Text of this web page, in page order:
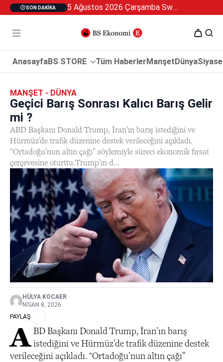
SON DAKIKA 5 Ağustos 2026 Çarşamba Swan Özel 2
AnasayfaBS STORE Tüm HaberlerManşetDünya
MANŞET - DÜNYA
Geçici Barış Sonrası Kalıcı Barış Gelir
mi ?
ABD Başkanı Donald Trump, İran’ın barış istediğini ve
Hürmüz’de trafik düzenine destek verileceğini açıkladı.
“Ortadoğu’nun altın çağı” söylemiyle süreci ekonomik fırsat
çerçevesine oturttu.Trump’ın d...
HÜLYA KOCAER
NISAN 8, 2026
PAYLAŞ
A BD Başkanı Donald Trump, İran’ın barış
istediğini ve Hürmüz’de trafik düzenine destek
verileceğini açıkladı. “Ortadoğu’nun altın çağı”